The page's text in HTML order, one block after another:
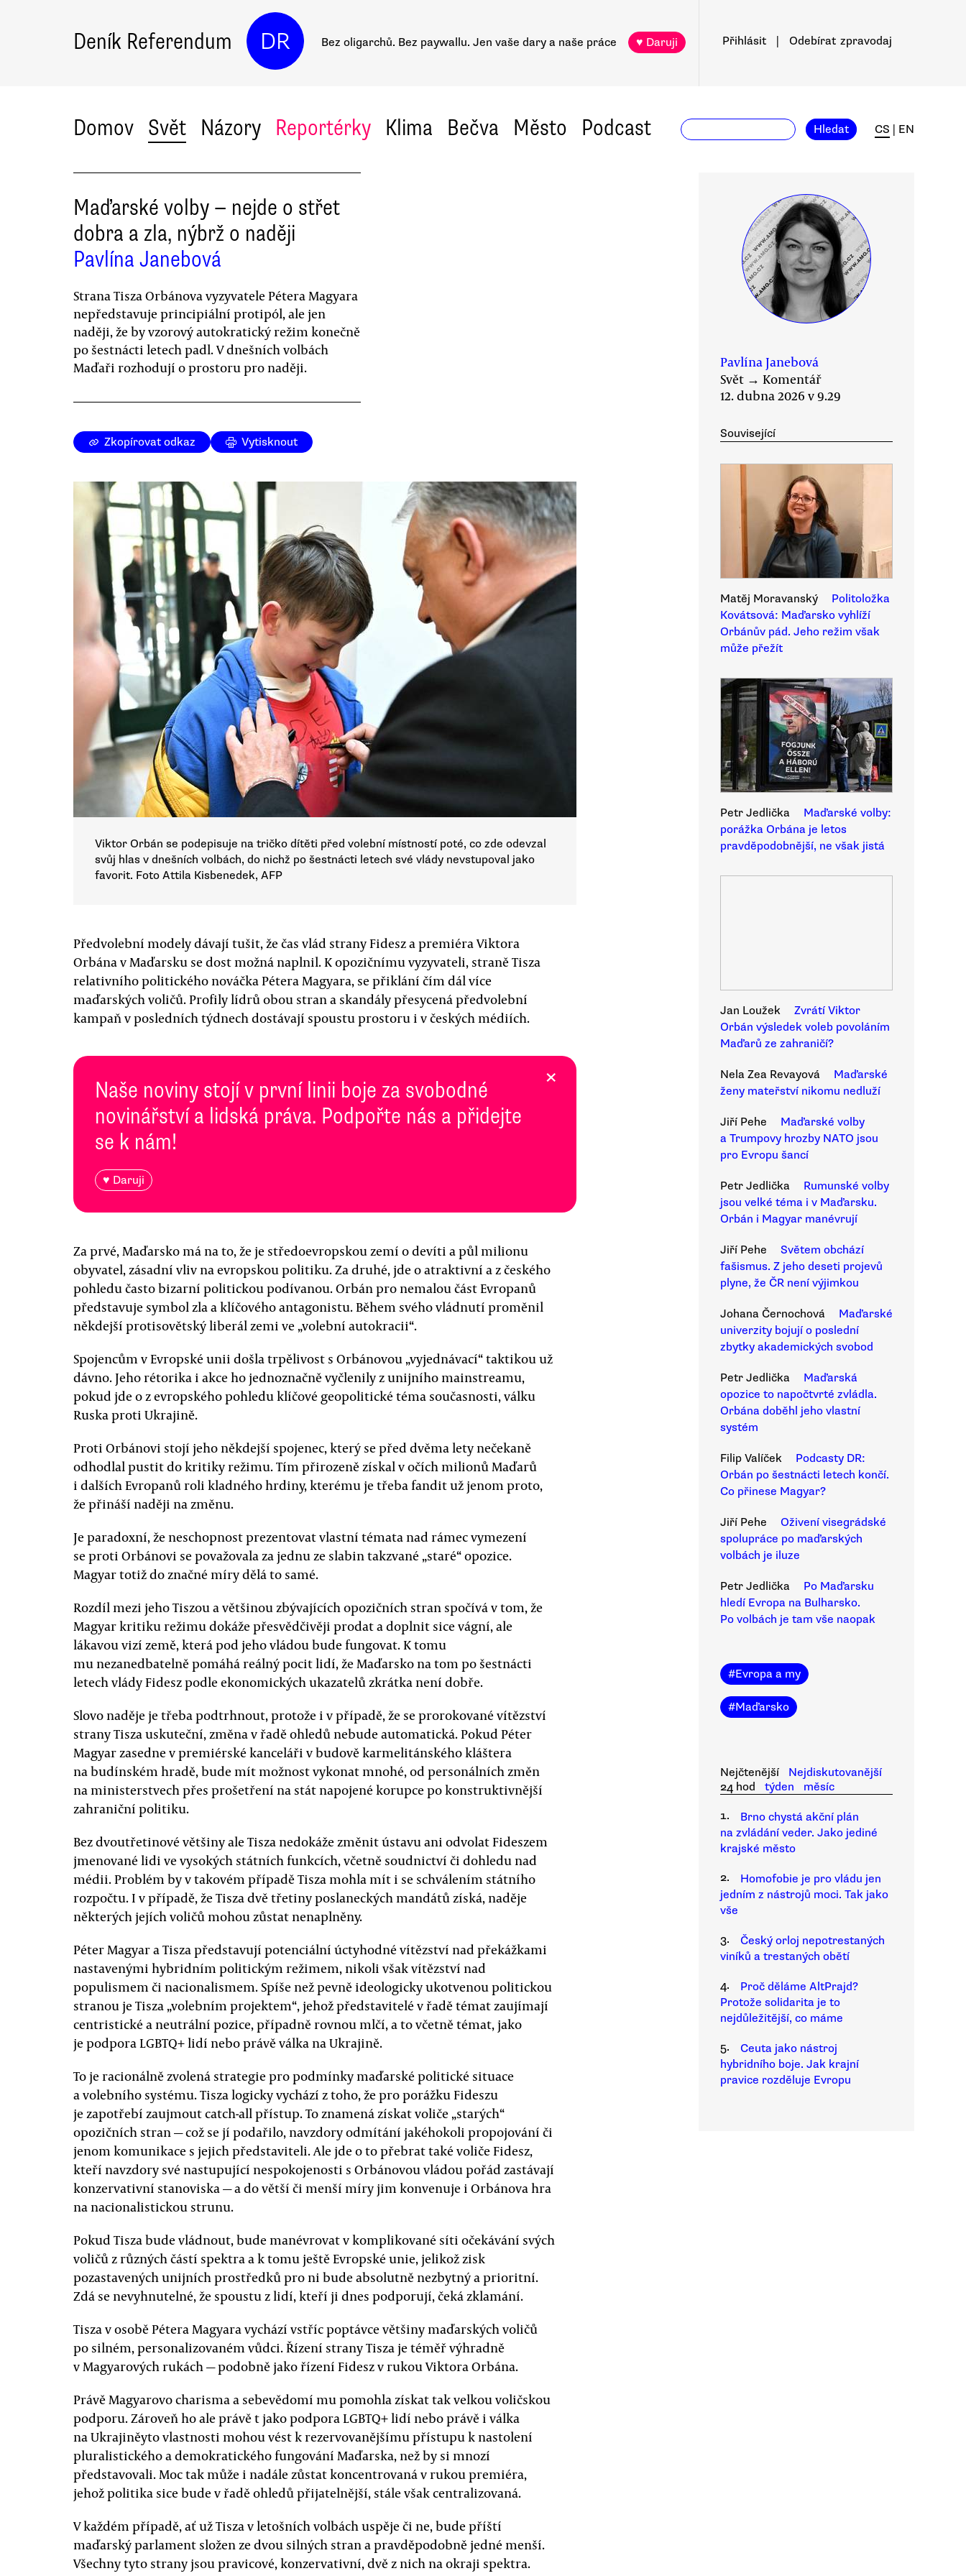
Deník Referendum DR Bez oligarchů. Bez paywallu. Jen vaše dary a naše práce ♥ Daruji Přihlásit Odebírat zpravodaj
Domov Svět Názory Reportérky Klima Bečva Město Podcast Hledat CS EN
Maďarské volby — nejde o střet
dobra a zla, nýbrž o naději
Pavlína Janebová
Strana Tisza Orbánova vyzyvatele Pétera Magyara
nepředstavuje principiální protipól, ale jen
naději, že by vzorový autokratický režim konečně
po šestnácti letech padl. V dnešních volbách
Maďaři rozhodují o prostoru pro naději.
Zkopírovat odkaz Vytisknout
Viktor Orbán se podepisuje na tričko dítěti před volební místností poté, co zde odevzal
svůj hlas v dnešních volbách, do nichž po šestnácti letech své vlády nevstupoval jako
favorit. Foto Attila Kisbenedek, AFP
Předvolební modely dávají tušit, že čas vlád strany Fidesz a premiéra Viktora
Orbána v Maďarsku se dost možná naplnil. K opozičnímu vyzyvateli, straně Tisza
relativního politického nováčka Pétera Magyara, se přiklání čím dál více
maďarských voličů. Profily lídrů obou stran a skandály přesycená předvolební
kampaň v posledních týdnech dostávají spoustu prostoru i v českých médiích.
Naše noviny stojí v první linii boje za svobodné
novinářství a lidská práva. Podpořte nás a přidejte
se k nám!
♥ Daruji
×
Za prvé, Maďarsko má na to, že je středoevropskou zemí o devíti a půl milionu
obyvatel, zásadní vliv na evropskou politiku. Za druhé, jde o atraktivní a z českého
pohledu často bizarní politickou podívanou. Orbán pro nemalou část Evropanů
představuje symbol zla a klíčového antagonistu. Během svého vládnutí proměnil
někdejší protisovětský liberál zemi ve „volební autokracii“.
Spojencům v Evropské unii došla trpělivost s Orbánovou „vyjednávací“ taktikou už
dávno. Jeho rétorika i akce ho jednoznačně vyčlenily z unijního mainstreamu,
pokud jde o z evropského pohledu klíčové geopolitické téma současnosti, válku
Ruska proti Ukrajině.
Proti Orbánovi stojí jeho někdejší spojenec, který se před dvěma lety nečekaně
odhodlal pustit do kritiky režimu. Tím přirozeně získal v očích milionů Maďarů
i dalších Evropanů roli kladného hrdiny, kterému je třeba fandit už jenom proto,
že přináší naději na změnu.
Je paradoxní, že neschopnost prezentovat vlastní témata nad rámec vymezení
se proti Orbánovi se považovala za jednu ze slabin takzvané „staré“ opozice.
Magyar totiž do značné míry dělá to samé.
Rozdíl mezi jeho Tiszou a většinou zbývajících opozičních stran spočívá v tom, že
Magyar kritiku režimu dokáže přesvědčivěji prodat a doplnit sice vágní, ale
lákavou vizí země, která pod jeho vládou bude fungovat. K tomu
mu nezanedbatelně pomáhá reálný pocit lidí, že Maďarsko na tom po šestnácti
letech vlády Fidesz podle ekonomických ukazatelů zkrátka není dobře.
Slovo naděje je třeba podtrhnout, protože i v případě, že se prorokované vítězství
strany Tisza uskuteční, změna v řadě ohledů nebude automatická. Pokud Péter
Magyar zasedne v premiérské kanceláři v budově karmelitánského kláštera
na budínském hradě, bude mít možnost vykonat mnohé, od personálních změn
na ministerstvech přes prošetření na stát napojené korupce po konstruktivnější
zahraniční politiku.
Bez dvoutřetinové většiny ale Tisza nedokáže změnit ústavu ani odvolat Fideszem
jmenované lidi ve vysokých státních funkcích, včetně soudnictví či dohledu nad
médii. Problém by v takovém případě Tisza mohla mít i se schválením státního
rozpočtu. I v případě, že Tisza dvě třetiny poslaneckých mandátů získá, naděje
některých jejích voličů mohou zůstat nenaplněny.
Péter Magyar a Tisza představují potenciální úctyhodné vítězství nad překážkami
nastavenými hybridním politickým režimem, nikoli však vítězství nad
populismem či nacionalismem. Spíše než pevně ideologicky ukotvenou politickou
stranou je Tisza „volebním projektem“, jehož představitelé v řadě témat zaujímají
centristické a neutrální pozice, případně rovnou mlčí, a to včetně témat, jako
je podpora LGBTQ+ lidí nebo právě válka na Ukrajině.
To je racionálně zvolená strategie pro podmínky maďarské politické situace
a volebního systému. Tisza logicky vychází z toho, že pro porážku Fideszu
je zapotřebí zaujmout catch-all přístup. To znamená získat voliče „starých“
opozičních stran — což se jí podařilo, navzdory odmítání jakéhokoli propojování či
jenom komunikace s jejich představiteli. Ale jde o to přebrat také voliče Fidesz,
kteří navzdory své nastupující nespokojenosti s Orbánovou vládou pořád zastávají
konzervativní stanoviska — a do větší či menší míry jim konvenuje i Orbánova hra
na nacionalistickou strunu.
Pokud Tisza bude vládnout, bude manévrovat v komplikované síti očekávání svých
voličů z různých částí spektra a k tomu ještě Evropské unie, jelikož zisk
pozastavených unijních prostředků pro ni bude absolutně nezbytný a prioritní.
Zdá se nevyhnutelné, že spoustu z lidí, kteří ji dnes podporují, čeká zklamání.
Tisza v osobě Pétera Magyara vychází vstříc poptávce většiny maďarských voličů
po silném, personalizovaném vůdci. Řízení strany Tisza je téměř výhradně
v Magyarových rukách — podobně jako řízení Fidesz v rukou Viktora Orbána.
Právě Magyarovo charisma a sebevědomí mu pomohla získat tak velkou voličskou
podporu. Zároveň ho ale právě t jako podpora LGBTQ+ lidí nebo právě i válka
na Ukrajiněyto vlastnosti mohou vést k rezervovanějšímu přístupu k nastolení
pluralistického a demokratického fungování Maďarska, než by si mnozí
představovali. Moc tak může i nadále zůstat koncentrovaná v rukou premiéra,
jehož politika sice bude v řadě ohledů přijatelnější, stále však centralizovaná.
V každém případě, ať už Tisza v letošních volbách uspěje či ne, bude příští
maďarský parlament složen ze dvou silných stran a pravděpodobně jedné menší.
Všechny tyto strany jsou pravicové, konzervativní, dvě z nich na okraji spektra.
Pavlína Janebová
Svět → Komentář
12. dubna 2026 v 9.29
Související
Matěj Moravanský
Politoložka
Kovátsová: Maďarsko vyhlíží
Orbánův pád. Jeho režim však
může přežít
Petr Jedlička
Maďarské volby:
porážka Orbána je letos
pravděpodobnější, ne však jistá
Jan Loužek
Zvrátí Viktor
Orbán výsledek voleb povoláním
Maďarů ze zahraničí?
Nela Zea Revayová
Maďarské
ženy mateřství nikomu nedluží
Jiří Pehe
Maďarské volby
a Trumpovy hrozby NATO jsou
pro Evropu šancí
Petr Jedlička
Rumunské volby
jsou velké téma i v Maďarsku.
Orbán i Magyar manévrují
Jiří Pehe
Světem obchází
fašismus. Z jeho deseti projevů
plyne, že ČR není výjimkou
Johana Černochová
Maďarské
univerzity bojují o poslední
zbytky akademických svobod
Petr Jedlička
Maďarská
opozice to napočtvrté zvládla.
Orbána doběhl jeho vlastní
systém
Filip Valíček
Podcasty DR:
Orbán po šestnácti letech končí.
Co přinese Magyar?
Jiří Pehe
Oživení visegrádské
spolupráce po maďarských
volbách je iluze
Petr Jedlička
Po Maďarsku
hledí Evropa na Bulharsko.
Po volbách je tam vše naopak
#Evropa a my
#Maďarsko
Nejčtenější
Nejdiskutovanější
24 hod
týden
měsíc
1.
Brno chystá akční plán
na zvládání veder. Jako jediné
krajské město
2.
Homofobie je pro vládu jen
jedním z nástrojů moci. Tak jako
vše
3.
Český orloj nepotrestaných
viníků a trestaných obětí
4.
Proč děláme AltPrajd?
Protože solidarita je to
nejdůležitější, co máme
5.
Ceuta jako nástroj
hybridního boje. Jak krajní
pravice rozděluje Evropu